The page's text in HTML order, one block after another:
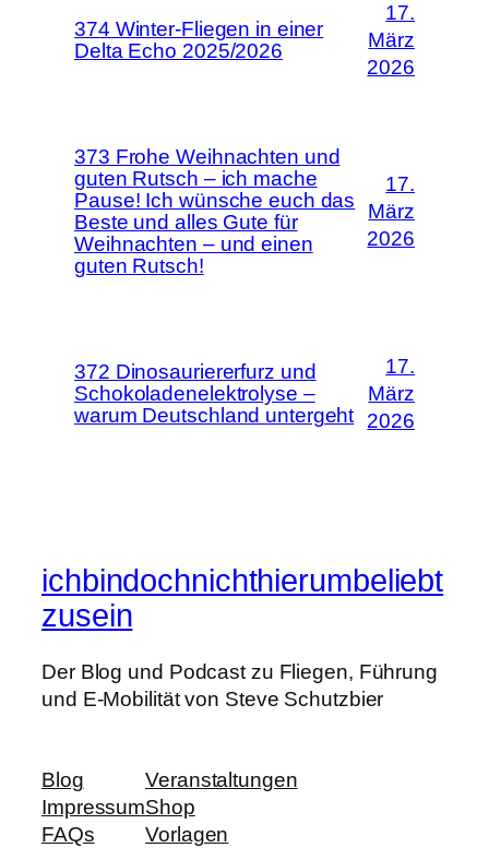
374 Winter-Fliegen in einer
Delta Echo 2025/2026
17.
März
2026
373 Frohe Weihnachten und
guten Rutsch – ich mache
Pause! Ich wünsche euch das
Beste und alles Gute für
Weihnachten – und einen
guten Rutsch!
17.
März
2026
372 Dinosauriererfurz und
Schokoladenelektrolyse –
warum Deutschland untergeht
17.
März
2026
ichbindochnichthierumbeliebt
zusein
Der Blog und Podcast zu Fliegen, Führung
und E-Mobilität von Steve Schutzbier
Blog
Impressum
FAQs
Veranstaltungen
Shop
Vorlagen